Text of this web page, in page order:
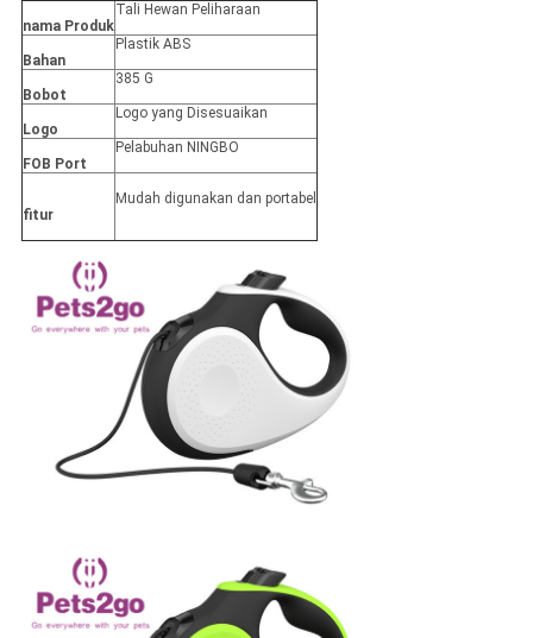
nama Produk
Tali Hewan Peliharaan
Bahan
Plastik ABS
Bobot
385 G
Logo
Logo yang Disesuaikan
FOB Port
Pelabuhan NINGBO
fitur
Mudah digunakan dan portabel